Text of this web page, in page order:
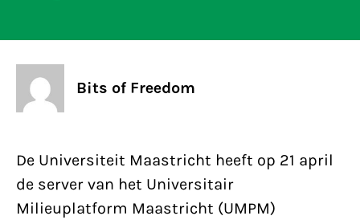
Bits of Freedom
De Universiteit Maastricht heeft op 21 april
de server van het Universitair
Milieuplatform Maastricht (UMPM)